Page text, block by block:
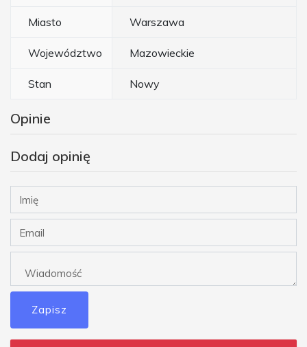
Miasto Warszawa
Województwo Mazowieckie
Stan Nowy
Opinie
Dodaj opinię
Zapisz